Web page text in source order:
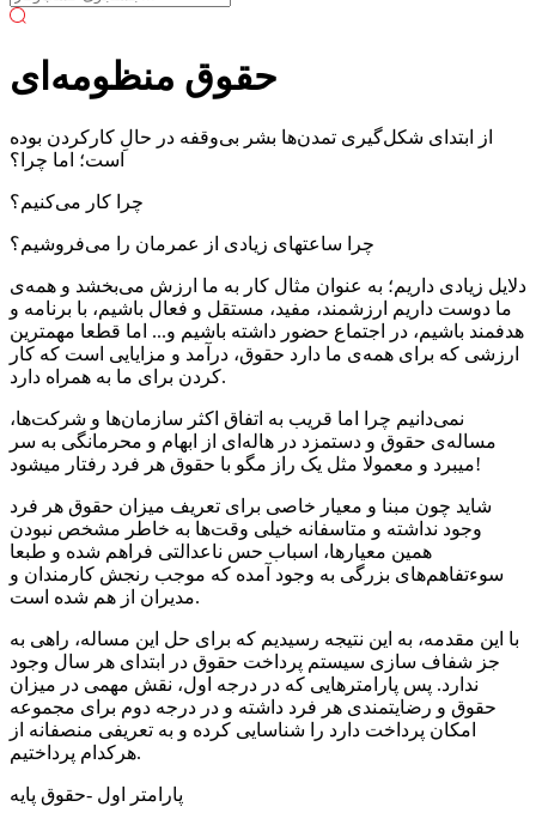
حقوق منظومه‌ای
از ابتدای شکل‌گیری تمدن‌ها بشر بی‌وقفه در حالِ کارکردن بوده
است؛ اما چرا؟
چرا کار می‌کنیم؟
چرا ساعتهای زیادی از عمرمان را می‌فروشیم؟
دلایل زیادی داریم؛ به عنوان مثال کار به ما ارزش می‌بخشد و همه‌ی
ما دوست داریم ارزشمند، مفید، مستقل و فعال باشیم، با برنامه و
هدفمند باشیم، در اجتماع حضور داشته باشیم و... اما قطعا مهمترین
ارزشی که برای همه‌ی ما دارد حقوق، درآمد و مزایایی است که کار
کردن برای ما به همراه دارد.
نمی‌دانیم چرا اما قریب به اتفاق اکثر سازمان‌ها و شرکت‌ها،
مساله‌ی حقوق و دستمزد در هاله‌ای از ابهام و محرمانگی به سر
میبرد و معمولا مثل یک راز مگو با حقوق هر فرد رفتار میشود!
شاید چون مبنا و معیار خاصی برای تعریف میزان حقوق هر فرد
وجود نداشته و متاسفانه خیلی وقت‌ها به خاطر مشخص نبودن
همین معیارها، اسباب حس ناعدالتی فراهم شده و طبعا
سوءتفاهم‌های بزرگی به وجود آمده که موجب رنجش کارمندان و
مدیران از هم شده است.
با این مقدمه، به این نتیجه رسیدیم که برای حل این مساله، راهی به
جز شفاف سازی سیستم پرداخت حقوق در ابتدای هر سال وجود
ندارد. پس پارامترهایی که در درجه اول، نقش مهمی در میزان
حقوق و رضایتمندی هر فرد داشته و در درجه دوم برای مجموعه
امکان پرداخت دارد را شناسایی کرده و به تعریفی منصفانه از
هرکدام پرداختیم.
پارامتر اول -حقوق پایه